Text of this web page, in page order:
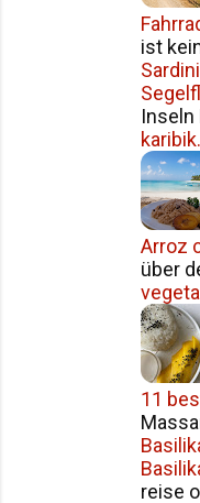
ist
Inseln
Arroz
über
11
reise